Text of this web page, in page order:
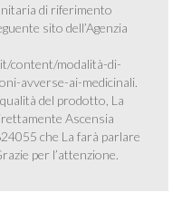
di riferimento
sito dell’Agenzia
content/modalità-di-
avverse-ai-medicinali.
del prodotto, La
Ascensia
che La farà parlare
per l’attenzione.